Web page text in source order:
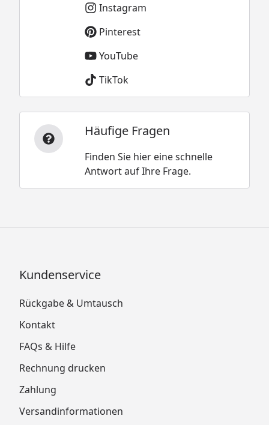
Instagram
Pinterest
YouTube
TikTok
Häufige Fragen
Finden Sie hier eine schnelle
Antwort auf Ihre Frage.
Kundenservice
Rückgabe & Umtausch
Kontakt
FAQs & Hilfe
Rechnung drucken
Zahlung
Versandinformationen